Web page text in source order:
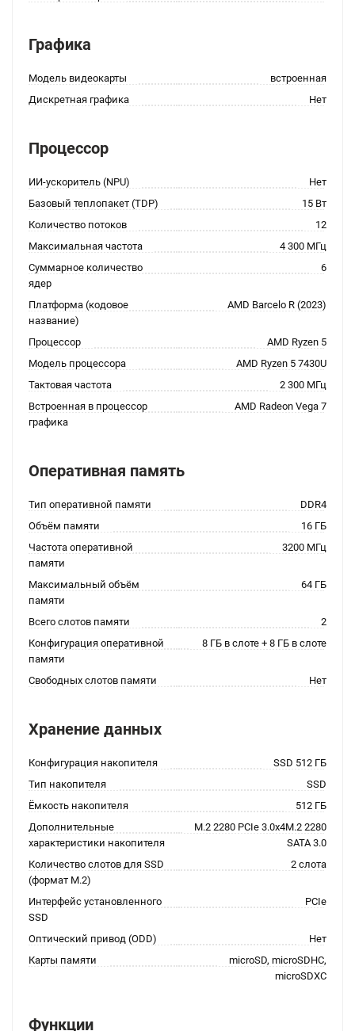
Графика
Модель видеокарты
встроенная
Дискретная графика
Нет
Процессор
ИИ-ускоритель (NPU)
Нет
Базовый теплопакет (TDP)
15 Вт
Количество потоков
12
Максимальная частота
4 300 МГц
Суммарное количество
ядер
6
Платформа (кодовое
название)
AMD Barcelo R (2023)
Процессор
AMD Ryzen 5
Модель процессора
AMD Ryzen 5 7430U
Тактовая частота
2 300 МГц
Встроенная в процессор
графика
AMD Radeon Vega 7
Оперативная память
Тип оперативной памяти
DDR4
Объём памяти
16 ГБ
Частота оперативной
памяти
3200 МГц
Максимальный объём
памяти
64 ГБ
Всего слотов памяти
2
Конфигурация оперативной
памяти
8 ГБ в слоте + 8 ГБ в слоте
Свободных слотов памяти Нет
Хранение данных
Конфигурация накопителя
SSD 512 ГБ
Тип накопителя
SSD
Ёмкость накопителя
512 ГБ
Дополнительные
характеристики накопителя
M.2 2280 PCIe 3.0x4M.2 2280
SATA 3.0
Количество слотов для SSD
(формат M.2)
2 слота
Интерфейс установленного
SSD
PCIe
Оптический привод (ODD)
Нет
Карты памяти
microSD, microSDHC,
microSDXC
Функции